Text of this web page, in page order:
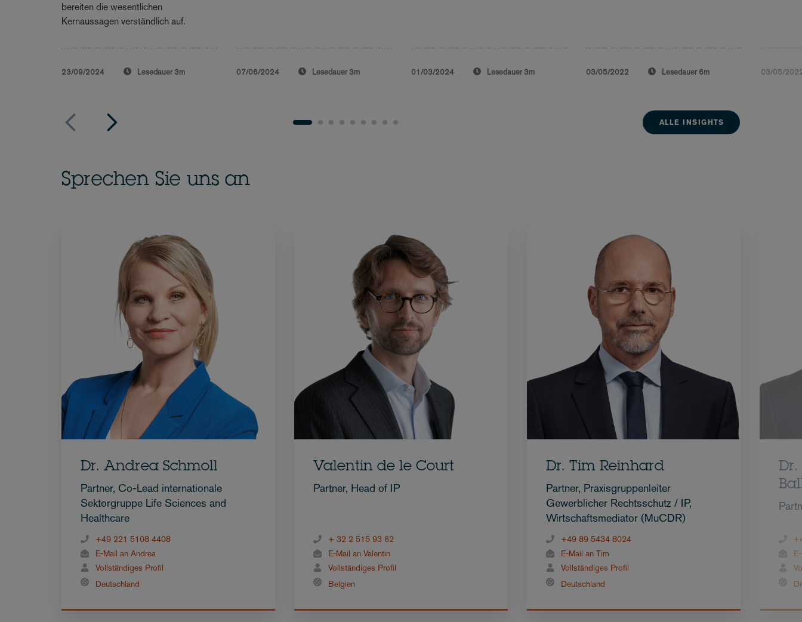
bereiten die wesentlichen
Kernaussagen verständlich auf.
23/09/2024 Lesedauer 3m 07/06/2024 Lesedauer 3m 01/03/2024 Lesedauer 3m 03/05/2022 Lesedauer 6m 03/05/
ALLE INSIGHTS
Sprechen Sie uns an
Dr. Andrea Schmoll
Partner, Co-Lead internationale
Sektorgruppe Life Sciences and
Healthcare
+49 221 5108 4408
E-Mail an Andrea
Vollständiges Profil
Deutschland
Valentin de le Court
Partner, Head of IP
+ 32 2 515 93 62
E-Mail an Valentin
Vollständiges Profil
Belgien
Dr. Tim Reinhard
Partner, Praxisgruppenleiter
Gewerblicher Rechtsschutz / IP,
Wirtschaftsmediator (MuCDR)
+49 89 5434 8024
E-Mail an Tim
Vollständiges Profil
Deutschland